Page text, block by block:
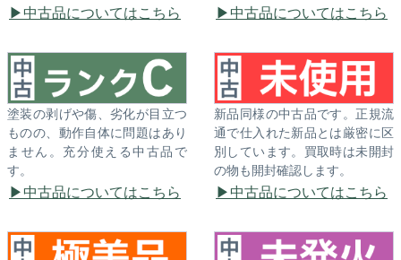
中古品についてはこちら 中古品についてはこちら
塗装の剥げや傷、劣化が目立つ
ものの、動作自体に問題はあり
ません。充分使える中古品で
す。
中古品についてはこちら
新品同様の中古品です。正規流
通で仕入れた新品とは厳密に区
別しています。買取時は未開封
の物も開封確認します。
中古品についてはこちら